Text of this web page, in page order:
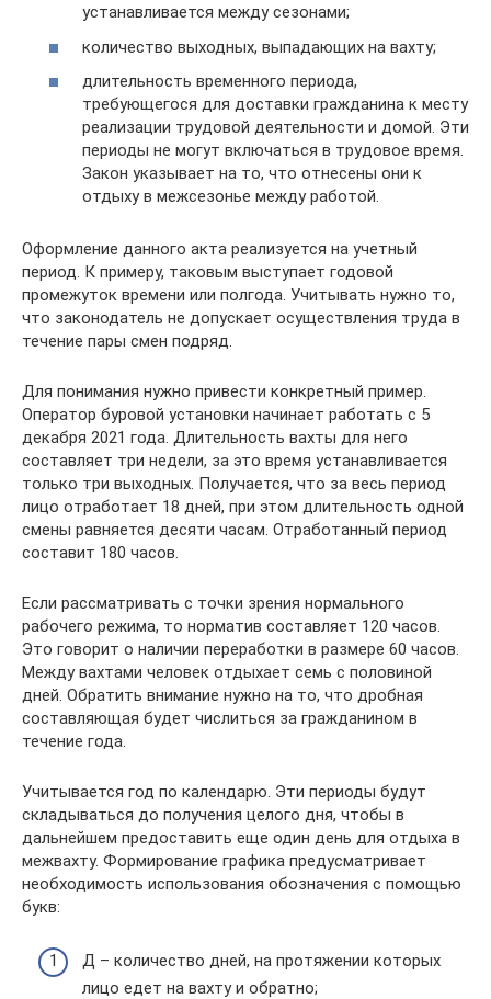
устанавливается между сезонами;
количество выходных, выпадающих на вахту;
длительность временного периода,
требующегося для доставки гражданина к месту
реализации трудовой деятельности и домой. Эти
периоды не могут включаться в трудовое время.
Закон указывает на то, что отнесены они к
отдыху в межсезонье между работой.
Оформление данного акта реализуется на учетный
период. К примеру, таковым выступает годовой
промежуток времени или полгода. Учитывать нужно то,
что законодатель не допускает осуществления труда в
течение пары смен подряд.
Для понимания нужно привести конкретный пример.
Оператор буровой установки начинает работать с 5
декабря 2021 года. Длительность вахты для него
составляет три недели, за это время устанавливается
только три выходных. Получается, что за весь период
лицо отработает 18 дней, при этом длительность одной
смены равняется десяти часам. Отработанный период
составит 180 часов.
Если рассматривать с точки зрения нормального
рабочего режима, то норматив составляет 120 часов.
Это говорит о наличии переработки в размере 60 часов.
Между вахтами человек отдыхает семь с половиной
дней. Обратить внимание нужно на то, что дробная
составляющая будет числиться за гражданином в
течение года.
Учитывается год по календарю. Эти периоды будут
складываться до получения целого дня, чтобы в
дальнейшем предоставить еще один день для отдыха в
межвахту. Формирование графика предусматривает
необходимость использования обозначения с помощью
букв:
Д – количество дней, на протяжении которых
лицо едет на вахту и обратно;